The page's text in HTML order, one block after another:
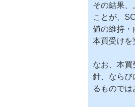
その結果
ことが、
値の維持・
本買受けを
なお、本
針、ならび
るものでは